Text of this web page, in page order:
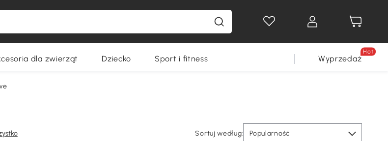
dla zwierząt Dziecko Sport i fitness Wyprzedaż
Hot
Sortuj według: Popularność